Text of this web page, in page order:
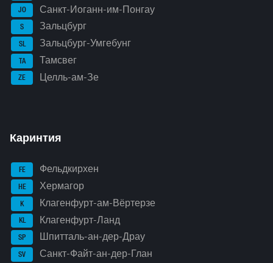
JO Санкт-Иоганн-им-Понгау
S Зальцбург
SL Зальцбург-Умгебунг
TA Тамсвег
ZE Целль-ам-Зе
Каринтия
FE Фельдкирхен
HE Хермагор
K Клагенфурт-ам-Вёртерзе
KL Клагенфурт-Ланд
SP Шпитталь-ан-дер-Драу
SV Санкт-Файт-ан-дер-Глан